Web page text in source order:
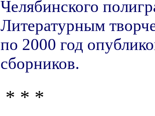
Челябинского
Литературным
по 2000 год
сборников.
* * *